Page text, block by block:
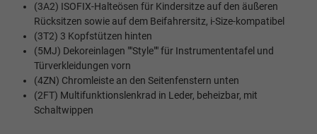
(3A2) ISOFIX-Halteösen für Kindersitze auf den äußeren
Rücksitzen sowie auf dem Beifahrersitz, i-Size-kompatibel
(3T2) 3 Kopfstützen hinten
(5MJ) Dekoreinlagen ""Style"" für Instrumententafel und
Türverkleidungen vorn
(4ZN) Chromleiste an den Seitenfenstern unten
(2FT) Multifunktionslenkrad in Leder, beheizbar, mit
Schaltwippen